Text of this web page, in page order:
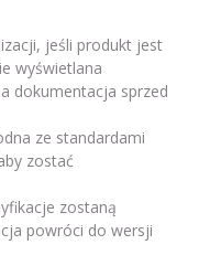
jeśli produkt jest
wyświetlana
dokumentacja sprzed
ze standardami
zostać
zostaną
powróci do wersji